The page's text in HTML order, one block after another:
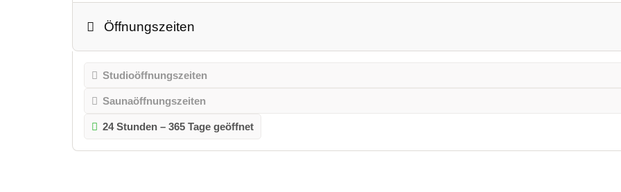
Öffnungszeiten
Studioöffnungszeiten
Saunaöffnungszeiten
24 Stunden – 365 Tage geöffnet